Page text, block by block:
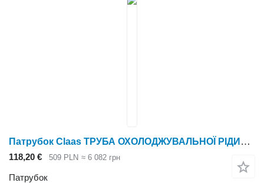
Патрубок Claas ТРУБА ОХОЛОДЖУВАЛЬНОЇ РІДИНИ Lexion 600 0007435650 (Система охолодження) до зернозбирального комбайна Claas Lexion 600
118,20 € 509 PLN ≈ 6 082 грн
Патрубок